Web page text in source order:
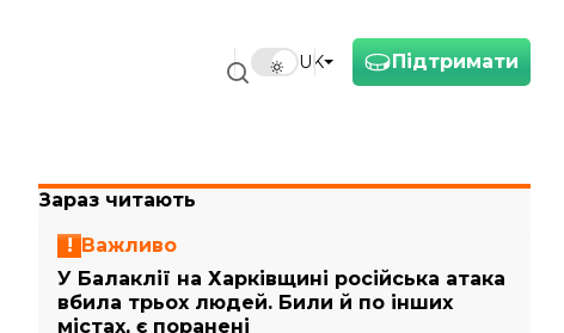
Підтримати
UK
Зараз читають
Важливо
У Балаклії на Харківщині російська атака
вбила трьох людей. Били й по інших
містах, є поранені